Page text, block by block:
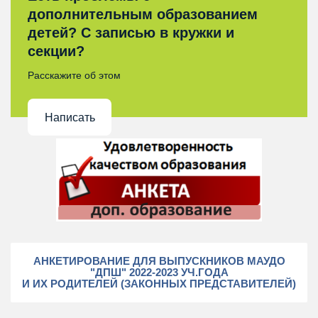
дополнительным образованием
детей? С записью в кружки и
секции?
Расскажите об этом
Написать
АНКЕТИРОВАНИЕ ДЛЯ ВЫПУСКНИКОВ МАУДО
"ДПШ" 2022-2023 УЧ.ГОДА
И ИХ РОДИТЕЛЕЙ (ЗАКОННЫХ ПРЕДСТАВИТЕЛЕЙ)